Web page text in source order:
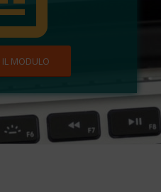
MODULO